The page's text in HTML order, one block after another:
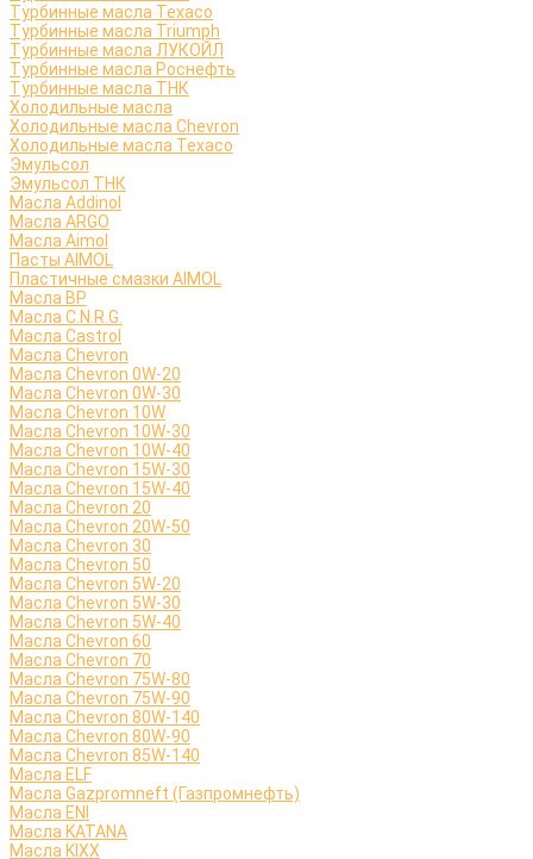
Турбинные масла Texaco
Турбинные масла Triumph
Турбинные масла ЛУКОЙЛ
Турбинные масла Роснефть
Турбинные масла ТНК
Холодильные масла
Холодильные масла Chevron
Холодильные масла Texaco
Эмульсол
Эмульсол ТНК
Масла Addinol
Масла ARGO
Масла Aimol
Пасты AIMOL
Пластичные смазки AIMOL
Масла BP
Масла C.N.R.G.
Масла Castrol
Масла Chevron
Масла Chevron 0W-20
Масла Chevron 0W-30
Масла Chevron 10W
Масла Chevron 10W-30
Масла Chevron 10W-40
Масла Chevron 15W-30
Масла Chevron 15W-40
Масла Chevron 20
Масла Chevron 20W-50
Масла Chevron 30
Масла Chevron 50
Масла Chevron 5W-20
Масла Chevron 5W-30
Масла Chevron 5W-40
Масла Chevron 60
Масла Chevron 70
Масла Chevron 75W-80
Масла Chevron 75W-90
Масла Chevron 80W-140
Масла Chevron 80W-90
Масла Chevron 85W-140
Масла ELF
Масла Gazpromneft (Газпромнефть)
Масла ENI
Масла KATANA
Масла KIXX